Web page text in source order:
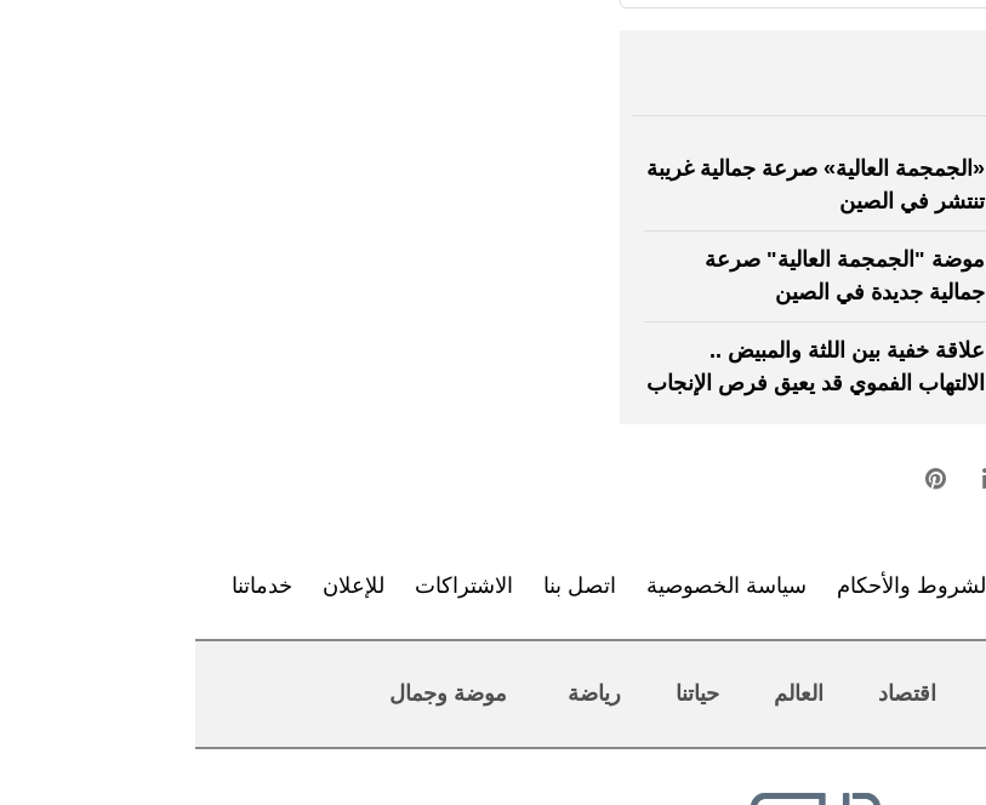
«الجمجمة العالية» صرعة جمالية غريبة
تنتشر في الصين
موضة "الجمجمة العالية" صرعة
جمالية جديدة في الصين
علاقة خفية بين اللثة والمبيض ..
الالتهاب الفموي قد يعيق فرص الإنجاب
الشروط والأحكام سياسة الخصوصية اتصل بنا الاشتراكات للإعلان خدماتنا
اقتصاد العالم حياتنا رياضة موضة وجمال